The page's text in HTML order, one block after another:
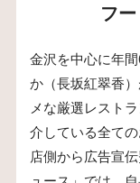
フ
金沢を中心に年
か（長坂紅翠香
メな厳選レスト
介している全て
店側から広告宣